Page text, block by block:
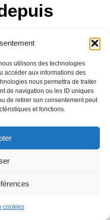
utilisons des technologies
accéder aux informations des
nous permettra de traiter
de navigation ou les ID uniques
de retirer son consentement peut
et fonctions.
cookies
métropole nantaise,
dédié aux
vivant.
afin de
professionnels.
techniques, de
des mises en